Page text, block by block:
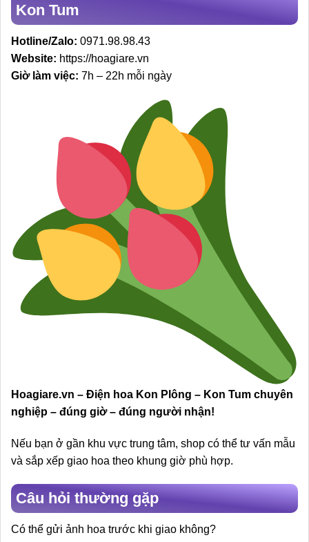
Kon Tum
Hotline/Zalo: 0971.98.98.43
Website: https://hoagiare.vn
Giờ làm việc: 7h – 22h mỗi ngày
Hoagiare.vn – Điện hoa Kon Plông – Kon Tum chuyên
nghiệp – đúng giờ – đúng người nhận!
Nếu bạn ở gần khu vực trung tâm, shop có thể tư vấn mẫu
và sắp xếp giao hoa theo khung giờ phù hợp.
Câu hỏi thường gặp
Có thể gửi ảnh hoa trước khi giao không?